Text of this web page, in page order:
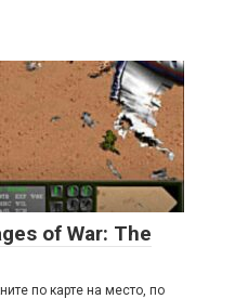
of War: The
по карте на место, по